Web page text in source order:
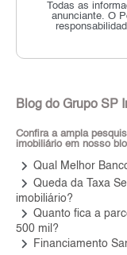
Todas as
anunciante. O
Blog do Grupo SP
Confira a ampla
imobiliário em nosso
keyboard_arrow_right Qual Melhor
keyboard_arrow_right Queda da Taxa
imobiliário?
keyboard_arrow_right Quanto fica a
500 mil?
keyboard_arrow_right Financiamento